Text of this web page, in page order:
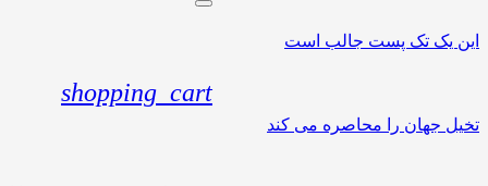
shopping_cart
این یک تک پست جالب است
تخیل جهان را محاصره می کند